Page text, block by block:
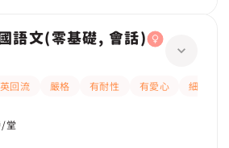
語文(零基礎, 會話)
回流 嚴格 有耐性 有愛心 細心
堂